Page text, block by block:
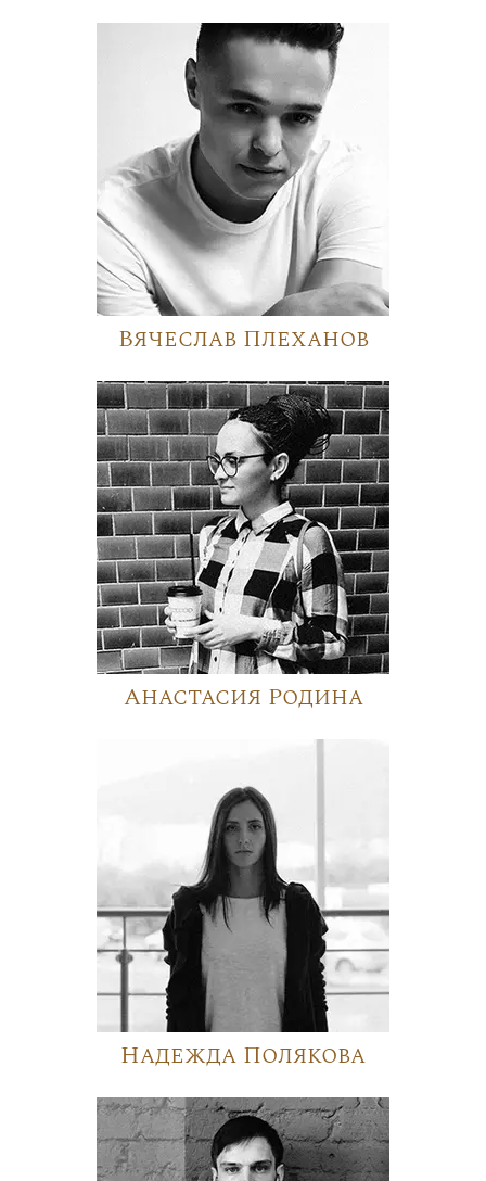
Вячеслав Плеханов
Анастасия Родина
Надежда Полякова